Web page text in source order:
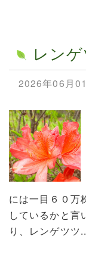
レン
2026年06月
には一目６０万
しているかと言
り、レンゲツツ